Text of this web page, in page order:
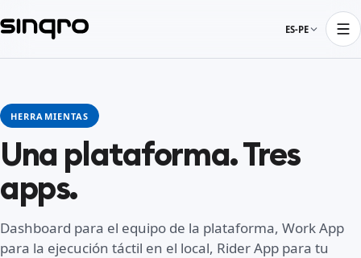
ES-PE
HERRAMIENTAS
Una plataforma. Tres
apps.
Dashboard para el equipo de la plataforma, Work App
para la ejecución táctil en el local, Rider App para tu